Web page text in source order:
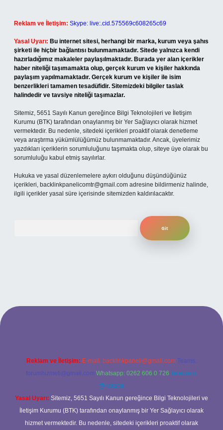
Reklam ve İletişim: Skype: live:.cid.575569c608265c69
Yasal Uyarı: Bu internet sitesi, herhangi bir marka, kurum veya şahıs
şirketi ile hiçbir bağlantısı bulunmamaktadır. Sitede yalnızca kendi
hazırladığımız makaleler paylaşılmaktadır. Burada yer alan içerikler
haber niteliği taşımamakta olup, gerçek kurum ve kişiler hakkında
paylaşım yapılmamaktadır. Gerçek kurum ve kişiler ile isim
benzerlikleri tamamen tesadüfidir. Sitemizdeki bilgiler taslak
halindedir ve tavsiye niteliği taşımazlar.
Sitemiz, 5651 Sayılı Kanun gereğince Bilgi Teknolojileri ve İletişim
Kurumu (BTK) tarafından onaylanmış bir Yer Sağlayıcı olarak hizmet
vermektedir. Bu nedenle, sitedeki içerikleri proaktif olarak denetleme
veya araştırma yükümlülüğümüz bulunmamaktadır. Ancak, üyelerimiz
yazdıkları içeriklerin sorumluluğunu taşımakta olup, siteye üye olarak bu
sorumluluğu kabul etmiş sayılırlar.
Hukuka ve yasal düzenlemelere aykırı olduğunu düşündüğünüz
içerikleri, backlinkpanelicomtr@gmail.com adresine bildirmeniz halinde,
ilgili içerikler yasal süre içerisinde sitemizden kaldırılacaktır.
yap
Reklam ve İletişim: E-mail: backlinkpaneli@gmail.com Teams:
forumhizmeti@gmail.com Whatsapp: 0262 606 0 726 Telegram:
@karabul
Yasal Uyarı: Sitemiz, 5651 Sayılı Kanun gereğince Bilgi Teknolojileri ve
İletişim Kurumu (BTK) tarafından onaylanmış bir Yer Sağlayıcı olarak
hizmet vermektedir. Bu nedenle, sitedeki içerikleri proaktif olarak